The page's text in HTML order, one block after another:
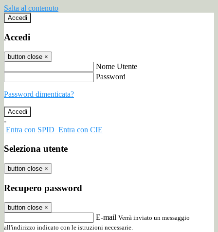
Salta al contenuto
Accedi
Accedi
button close ×
Nome Utente
Password
Password dimenticata?
-
Entra con SPID Entra con CIE
Seleziona utente
button close ×
Recupero password
button close ×
E-mail Verrà inviato un messaggio
all'indirizzo indicato con le istruzioni necessarie.